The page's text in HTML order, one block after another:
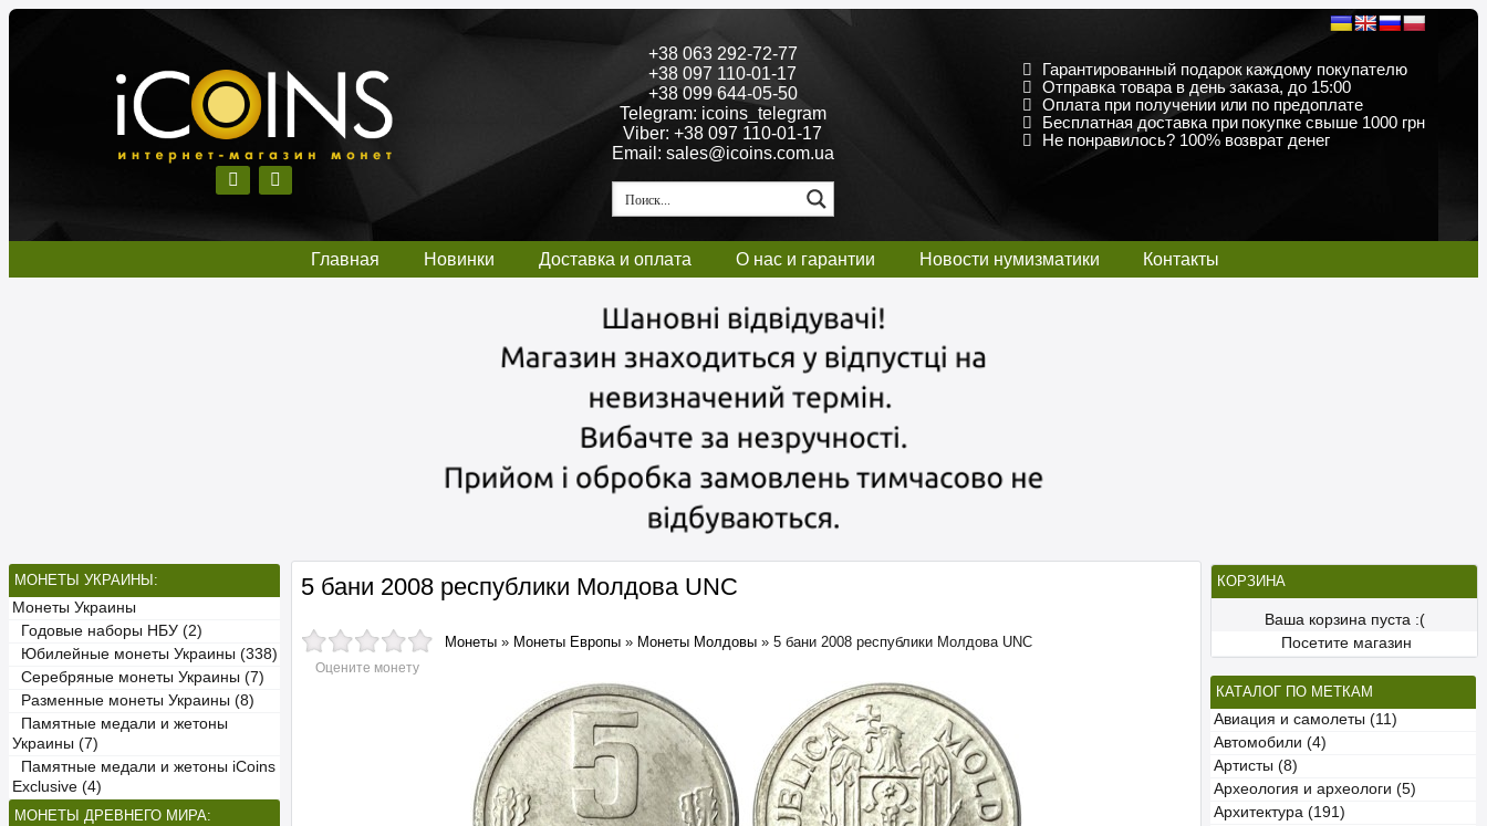
+38 063 292-72-77
+38 097 110-01-17
+38 099 644-05-50
Telegram: icoins_telegram
Viber: +38 097 110-01-17
Email: sales@icoins.com.ua
Гарантированный подарок каждому покупателю
Отправка товара в день заказа, до 15:00
Оплата при получении или по предоплате
Бесплатная доставка при покупке свыше 1000 грн
Не понравилось? 100% возврат денег
Главная Новинки Доставка и оплата О нас и гарантии Новости нумизматики Контакты
МОНЕТЫ УКРАИНЫ:
Монеты Украины
Годовые наборы НБУ (2)
Юбилейные монеты Украины (338)
Серебряные монеты Украины (7)
Разменные монеты Украины (8)
Памятные медали и жетоны
Украины (7)
Памятные медали и жетоны iCoins
Exclusive (4)
МОНЕТЫ ДРЕВНЕГО МИРА:
КОРЗИНА
Ваша корзина пуста :(
Посетите магазин
КАТАЛОГ ПО МЕТКАМ
Авиация и самолеты (11)
Автомобили (4)
Артисты (8)
Археология и археологи (5)
Архитектура (191)
5 бани 2008 республики Молдова UNC
Оцените монету
Монеты » Монеты Европы » Монеты Молдовы » 5 бани 2008 республики Молдова UNC